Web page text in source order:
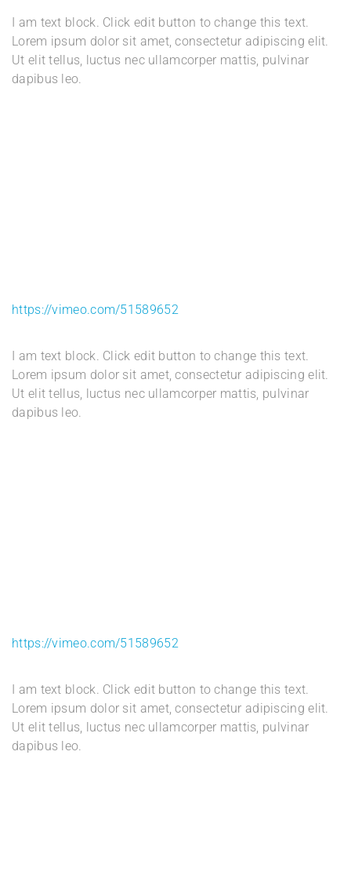
I am text block. Click edit button to change this text.
Lorem ipsum dolor sit amet, consectetur adipiscing elit.
Ut elit tellus, luctus nec ullamcorper mattis, pulvinar
dapibus leo.
https://vimeo.com/51589652
I am text block. Click edit button to change this text.
Lorem ipsum dolor sit amet, consectetur adipiscing elit.
Ut elit tellus, luctus nec ullamcorper mattis, pulvinar
dapibus leo.
https://vimeo.com/51589652
I am text block. Click edit button to change this text.
Lorem ipsum dolor sit amet, consectetur adipiscing elit.
Ut elit tellus, luctus nec ullamcorper mattis, pulvinar
dapibus leo.